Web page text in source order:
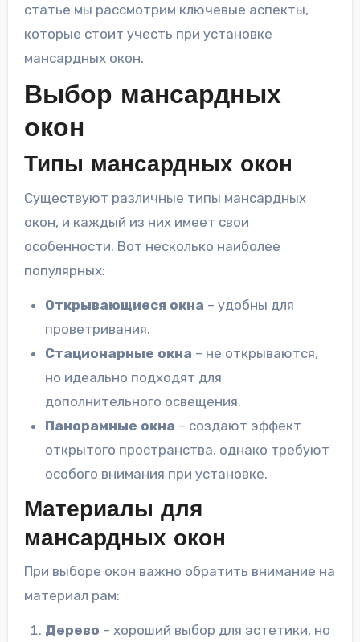
статье мы рассмотрим ключевые аспекты,
которые стоит учесть при установке
мансардных окон.
Выбор мансардных
окон
Типы мансардных окон
Существуют различные типы мансардных
окон, и каждый из них имеет свои
особенности. Вот несколько наиболее
популярных:
Открывающиеся окна – удобны для
проветривания.
Стационарные окна – не открываются,
но идеально подходят для
дополнительного освещения.
Панорамные окна – создают эффект
открытого пространства, однако требуют
особого внимания при установке.
Материалы для
мансардных окон
При выборе окон важно обратить внимание на
материал рам:
Дерево – хороший выбор для эстетики, но